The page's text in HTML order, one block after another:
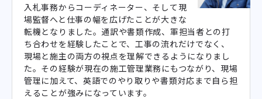
入札事務からコーディネーター、そして現
場監督へと仕事の幅を広げたことが大きな
転機となりました。通訳や書類作成、軍担当者との打
ち合わせを経験したことで、工事の流れだけでなく、
現場と施主の両方の視点を理解できるようになりまし
た。その経験が現在の施工管理業務にもつながり、現場
管理に加えて、英語でのやり取りや書類対応まで自ら担
えることが強みになっています。